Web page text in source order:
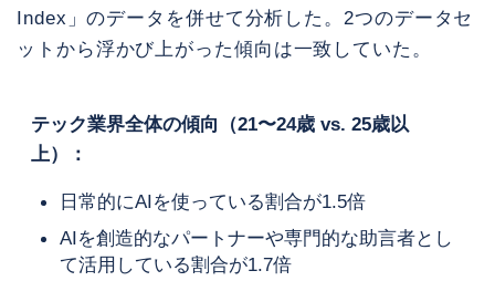
Index」のデータを併せて分析した。2つのデータセ
ットから浮かび上がった傾向は一致していた。
テック業界全体の傾向（21〜24歳 vs. 25歳以
上）：
日常的にAIを使っている割合が1.5倍
AIを創造的なパートナーや専門的な助言者とし
て活用している割合が1.7倍